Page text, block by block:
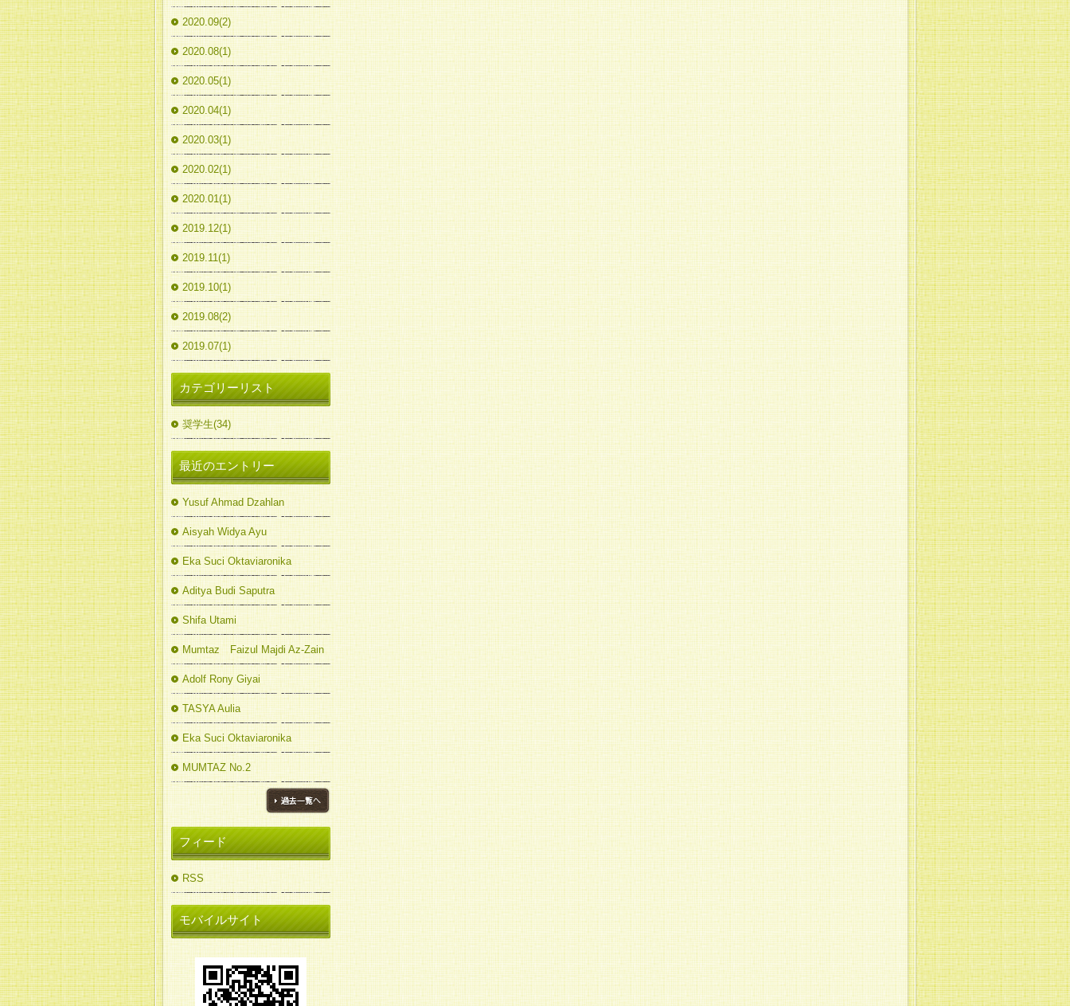
2020.09(2)
2020.08(1)
2020.05(1)
2020.04(1)
2020.03(1)
2020.02(1)
2020.01(1)
2019.12(1)
2019.11(1)
2019.10(1)
2019.08(2)
2019.07(1)
カテゴリーリスト
奨学生(34)
最近のエントリー
Yusuf Ahmad Dzahlan
Aisyah Widya Ayu
Eka Suci Oktaviaronika
Aditya Budi Saputra
Shifa Utami
Mumtaz Faizul Majdi Az-Zain
Adolf Rony Giyai
TASYA Aulia
Eka Suci Oktaviaronika
MUMTAZ No.2
ブログ一覧へ
フィード
RSS
モバイルサイト